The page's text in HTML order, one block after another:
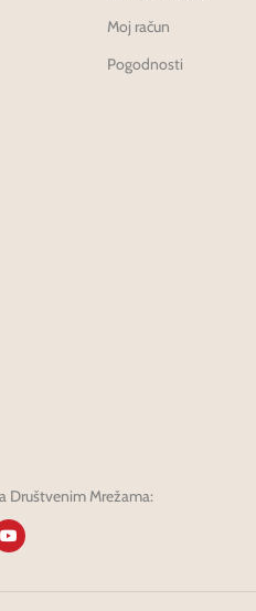
Moj račun
Pogodnosti
Društvenim Mrežama: